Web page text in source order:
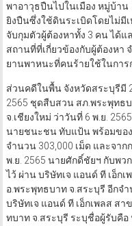
พาอาวุธปืนไปในเมือง หมู่บ้า
ยิงปืนซึ่งใช้ดินระเบิดโดยไม่มี
จับกุมตัวผู้ต้องหาทั้ง 3 คน ได้
สถานที่ที่เกี่ยวข้องกับผู้ต้องหา
ยานพาหนะที่คนร้ายใช้ในการ
ส่วนคดีในพื้น จังหวัดสระบุรีมี
2565 ชุดสืบสวน สภ.พระพุทธ
จ.เชียงใหม่ ว่าวันที่ 6 พ.ย.
นายชนะชน ทับแป้น พร้อมของ
จำนวน 303,000 เม็ด และจา
พ.ย. 2565 นายศักดิ์ชัยฯ กับพ
ไว้ ผ่าน บริษัทเจ แอนด์ ที เอ็ก
อ.พระพุทธบาท จ.สระบุรี อีกจ
บริษัทเจ แอนด์ ที เอ็กเพลส ส
ทบาท จ.สระบุรี ระบุชื่อผู้รับคื